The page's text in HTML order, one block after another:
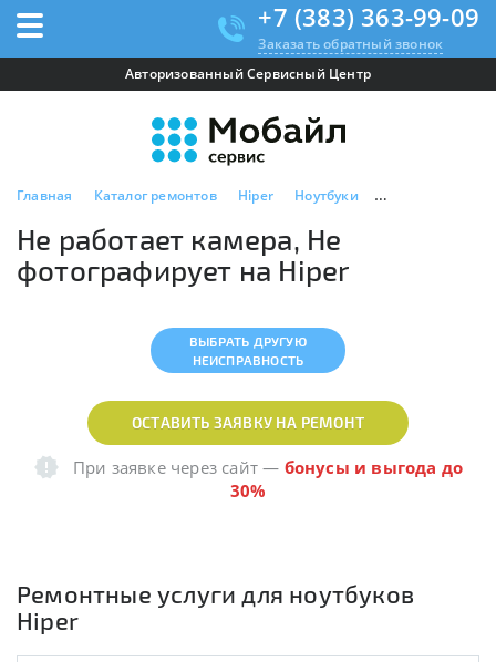
+7 (383) 363-99-09
Заказать обратный звонок
Авторизованный Сервисный Центр
Главная Каталог ремонтов Hiper Ноутбуки Не работает
Не работает камера, Не
фотографирует на Hiper
ВЫБРАТЬ ДРУГУЮ
НЕИСПРАВНОСТЬ
ОСТАВИТЬ ЗАЯВКУ НА РЕМОНТ
При заявке через сайт— бонусы и выгода до
30%
Ремонтные услуги для ноутбуков
Hiper